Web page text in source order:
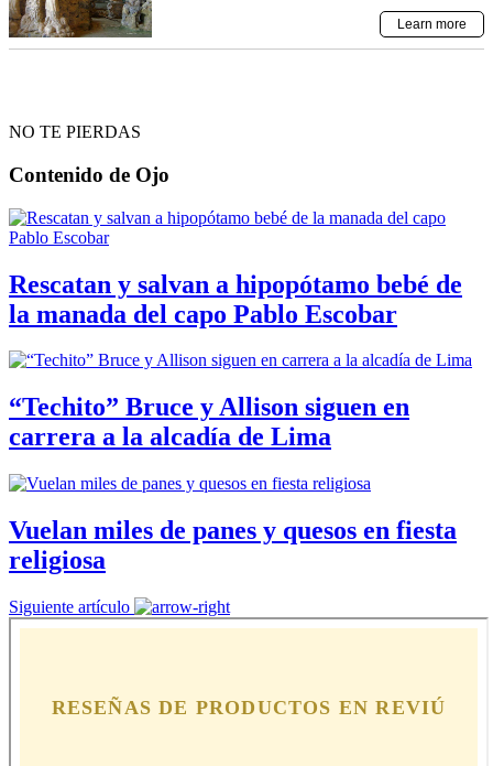
NO TE PIERDAS
Contenido de Ojo
Rescatan y salvan a hipopótamo bebé de
la manada del capo Pablo Escobar
“Techito” Bruce y Allison siguen en
carrera a la alcadía de Lima
Vuelan miles de panes y quesos en fiesta
religiosa
Siguiente artículo